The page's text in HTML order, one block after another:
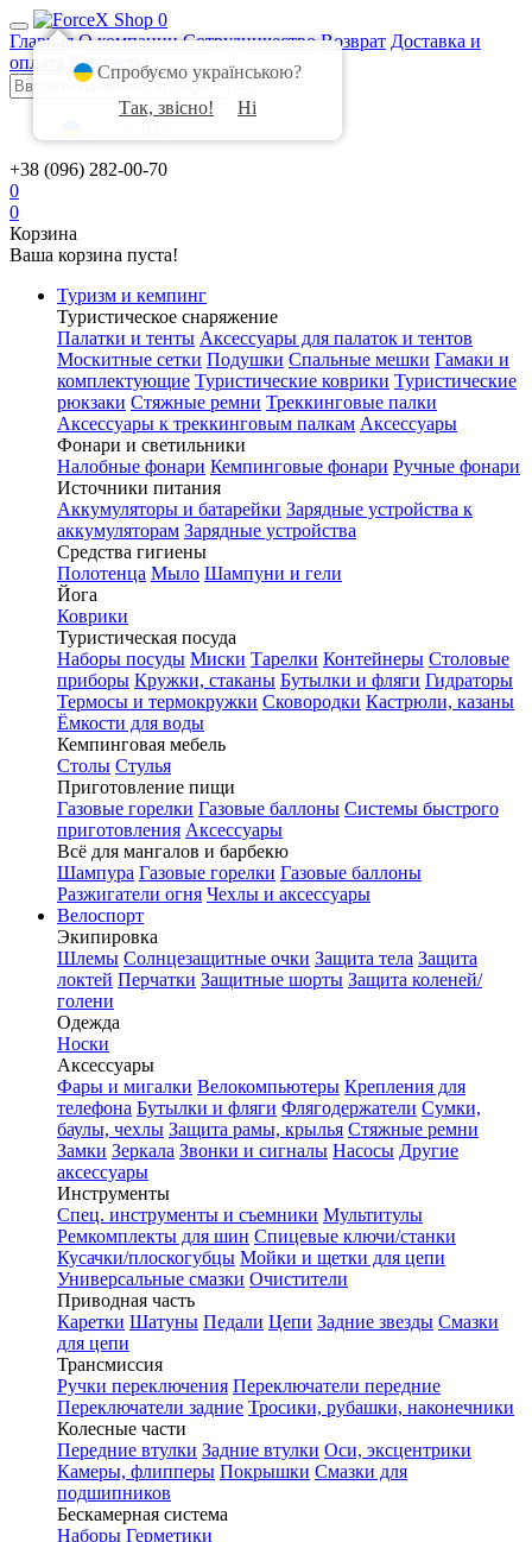
0
Главная О компании Сотрудничество Возврат Доставка и
оплата
Контакты
+38 (096) 282-00-70
0
0
Корзина
Ваша корзина пуста!
Туризм и кемпинг
Туристическое снаряжение
Палатки и тенты Аксессуары для палаток и тентов
Москитные сетки Подушки Спальные мешки Гамаки и
комплектующие Туристические коврики Туристические
рюкзаки Стяжные ремни Треккинговые палки
Аксессуары к треккинговым палкам Аксессуары
Фонари и светильники
Налобные фонари Кемпинговые фонари Ручные фонари
Источники питания
Аккумуляторы и батарейки Зарядные устройства к
аккумуляторам Зарядные устройства
Средства гигиены
Полотенца Мыло Шампуни и гели
Йога
Коврики
Туристическая посуда
Наборы посуды Миски Тарелки Контейнеры Столовые
приборы Кружки, стаканы Бутылки и фляги Гидраторы
Термосы и термокружки Сковородки Кастрюли, казаны
Ёмкости для воды
Кемпинговая мебель
Столы Стулья
Приготовление пищи
Газовые горелки Газовые баллоны Системы быстрого
приготовления Аксессуары
Всё для мангалов и барбекю
Шампура Газовые горелки Газовые баллоны
Разжигатели огня Чехлы и аксессуары
Велоспорт
Экипировка
Шлемы Солнцезащитные очки Защита тела Защита
локтей Перчатки Защитные шорты Защита коленей/
голени
Одежда
Носки
Аксессуары
Фары и мигалки Велокомпьютеры Крепления для
телефона Бутылки и фляги Флягодержатели Сумки,
баулы, чехлы Защита рамы, крылья Стяжные ремни
Замки Зеркала Звонки и сигналы Насосы Другие
аксессуары
Инструменты
Спец. инструменты и съемники Мультитулы
Ремкомплекты для шин Спицевые ключи/станки
Кусачки/плоскогубцы Мойки и щетки для цепи
Универсальные смазки Очистители
Приводная часть
Каретки Шатуны Педали Цепи Задние звезды Смазки
для цепи
Трансмиссия
Ручки переключения Переключатели передние
Переключатели задние Тросики, рубашки, наконечники
Колесные части
Передние втулки Задние втулки Оси, эксцентрики
Камеры, флипперы Покрышки Смазки для
подшипников
Бескамерная система
Наборы Герметики
Спробуємо українською?
Так, звісно!
Ні